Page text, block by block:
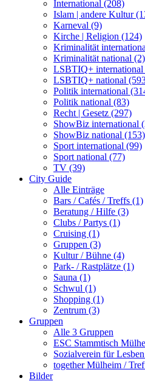
International (208)
Islam | andere Kultur
Karneval (9)
Kirche | Religion (124)
Kriminalität
Kriminalität national (2)
LSBTIQ+ international
LSBTIQ+ national
Politik international
Politik national (83)
Recht | Gesetz (297)
ShowBiz international
ShowBiz national (153)
Sport international (99)
Sport national (77)
TV (39)
City Guide
Alle Einträge
Bars / Cafés / Treffs (1)
Beratung / Hilfe (3)
Clubs / Partys (1)
Cruising (1)
Gruppen (3)
Kultur / Bühne (4)
Park- / Rastplätze (1)
Sauna (1)
Schwul (1)
Shopping (1)
Zentrum (3)
Gruppen
Alle 3 Gruppen
ESC Stammtisch
Sozialverein für
together Mülheim /
Bilder